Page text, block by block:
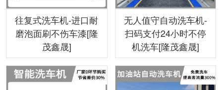
往复式洗车机-进口耐
磨泡面刷不伤车漆[隆
茂鑫晟]
无人值守自动洗车机-
扫码支付24小时不停
机洗车[隆茂鑫晟]